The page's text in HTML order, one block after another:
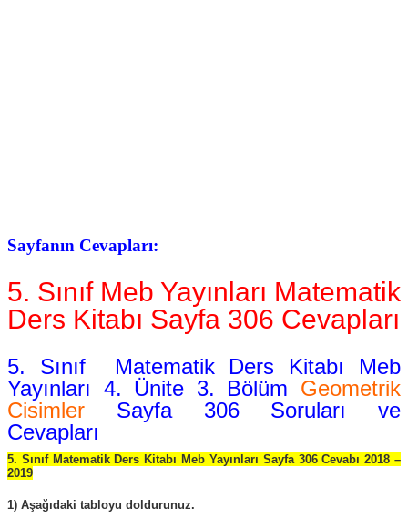
Sayfanın Cevapları:
5. Sınıf Meb Yayınları Matematik
Ders Kitabı Sayfa 306 Cevapları
5. Sınıf Matematik Ders Kitabı Meb
Yayınları 4. Ünite 3. Bölüm Geometrik
Cisimler
Sayfa 306 Soruları ve
Cevapları
5. Sınıf Matematik Ders Kitabı Meb Yayınları Sayfa 306Cevabı 2018 –
2019
1) Aşağıdaki tabloyu doldurunuz.